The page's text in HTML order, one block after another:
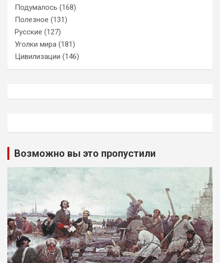
Подумалось (168)
Полезное (131)
Русские (127)
Уголки мира (181)
Цивилизации (146)
Возможно вы это пропустили